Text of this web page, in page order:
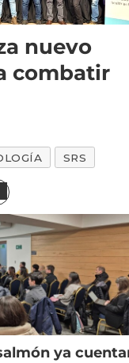
nuevo
combatir
SRS
ya